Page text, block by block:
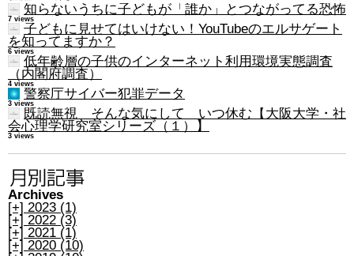
知らないうちに子どもが「誰か」とつながってる恐怖
7 views
子どもに見せてはいけない！YouTubeのエルサゲート
を知ってますか？
6 views
低年齢層の子供のインターネット利用環境実態調査
（内閣府調査）
4 views
警察庁サイバー犯罪データ
3 views
既読無視 そんな気にして いつ休む【大阪大学・社
会心理学研究室シリーズ（１）】
3 views
Archives
[+] 2023 (1)
[+] 2022 (3)
[+] 2021 (1)
[+] 2020 (10)